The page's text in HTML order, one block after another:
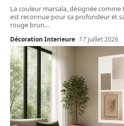
La couleur marsala, désignée
est reconnue pour sa profondeur et
rouge brun…
Décoration Interieure 17 juillet 2026